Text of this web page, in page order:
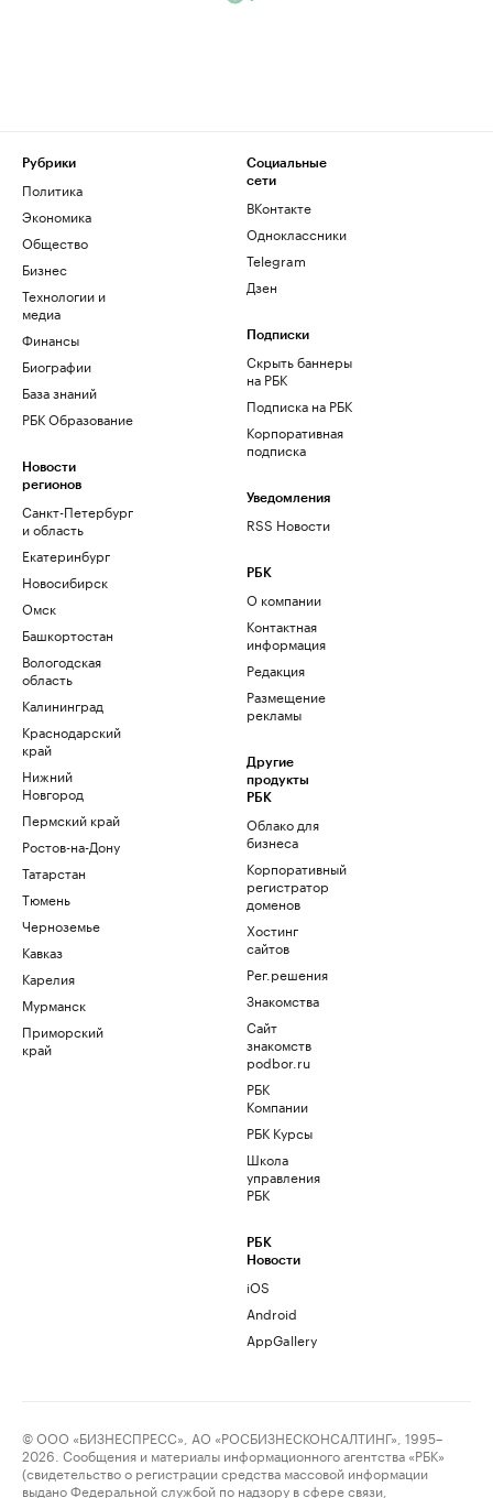
Рубрики
Политика
Экономика
Общество
Бизнес
Технологии и
медиа
Финансы
Биографии
База знаний
РБК Образование
Новости
регионов
Санкт-Петербург
и область
Екатеринбург
Новосибирск
Омск
Башкортостан
Вологодская
область
Калининград
Краснодарский
край
Нижний
Новгород
Пермский край
Ростов-на-Дону
Татарстан
Тюмень
Черноземье
Кавказ
Карелия
Мурманск
Приморский
край
Социальные
сети
ВКонтакте
Одноклассники
Telegram
Дзен
Подписки
Скрыть баннеры
на РБК
Подписка на РБК
Корпоративная
подписка
Уведомления
RSS Новости
РБК
О компании
Контактная
информация
Редакция
Размещение
рекламы
Другие
продукты
РБК
Облако для
бизнеса
Корпоративный
регистратор
доменов
Хостинг
сайтов
Рег.решения
Знакомства
Сайт
знакомств
podbor.ru
РБК
Компании
РБК Курсы
Школа
управления
РБК
РБК
Новости
iOS
Android
AppGallery
© ООО «БИЗНЕСПРЕСС», АО «РОСБИЗНЕСКОНСАЛТИНГ», 1995–
2026. Сообщения и материалы информационного агентства «РБК»
(свидетельство о регистрации средства массовой информации
выдано Федеральной службой по надзору в сфере связи,